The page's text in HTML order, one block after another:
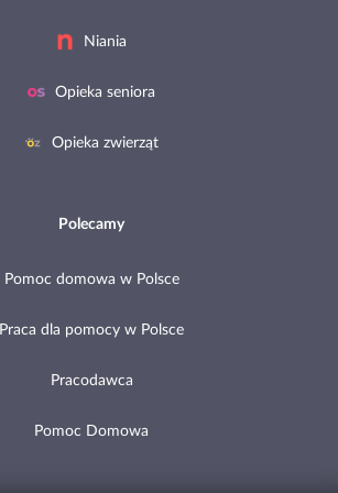
Niania
Opieka seniora
Opieka zwierząt
Polecamy
Pomoc domowa w Polsce
Praca dla pomocy w Polsce
Pracodawca
Pomoc Domowa